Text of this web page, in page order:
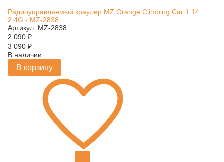
Радиоуправляемый краулер MZ Orange Climbing Car 1:14
2.4G - MZ-2838
Артикул: MZ-2838
2 090 ₽
3 090 ₽
В наличии
В корзину